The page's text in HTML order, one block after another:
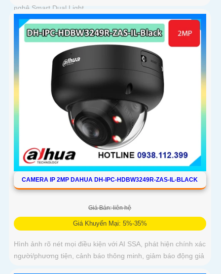
nghệ Smart Dual Light
CAMERA IP 2MP DAHUA DH-IPC-HDBW3249R-ZAS-IL-BLACK
Giá Bán: liên hệ
Giá Khuyến Mại: 5%-35%
Hình ảnh rõ nét mọi điều kiện với AI SSA, phát hiện chính xác
người/phương tiện, cảnh báo thông minh, giảm báo động giả